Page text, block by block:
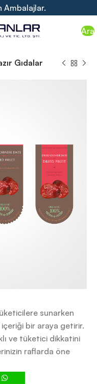
Ambalajlar.
Ara
Gıdalar
sunarken
bir araya getirir.
ve tüketici dikkatini
raflarda öne